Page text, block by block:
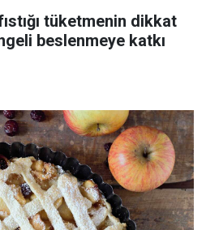
tüketmenin dikkat
beslenmeye katkı